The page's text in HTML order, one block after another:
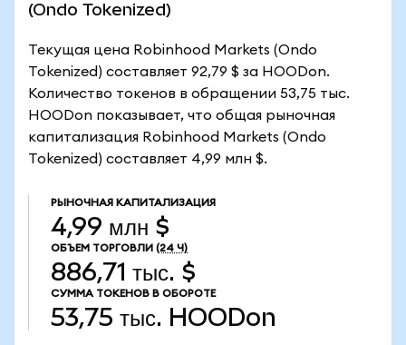
(Ondo Tokenized)
Текущая цена Robinhood Markets (Ondo
Tokenized) составляет 92,79 $ за HOODon.
Количество токенов в обращении 53,75 тыс.
HOODon показывает, что общая рыночная
капитализация Robinhood Markets (Ondo
Tokenized) составляет 4,99 млн $.
РЫНОЧНАЯ КАПИТАЛИЗАЦИЯ
4,99 млн $
ОБЪЕМ ТОРГОВЛИ (24 Ч)
886,71 тыс. $
СУММА ТОКЕНОВ В ОБОРОТЕ
53,75 тыс. HOODon